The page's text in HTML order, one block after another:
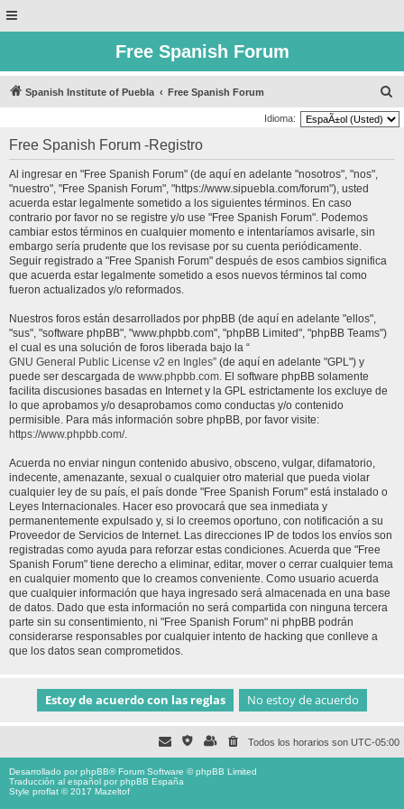
Free Spanish Forum
Spanish Institute of Puebla Free Spanish Forum
u
Idioma:
Free Spanish Forum -Registro
Al ingresar en "Free Spanish Forum" (de aquí en adelante "nosotros", "nos",
"nuestro", "Free Spanish Forum", "https://www.sipuebla.com/forum"), usted
acuerda estar legalmente sometido a los siguientes términos. En caso
contrario por favor no se registre y/o use "Free Spanish Forum". Podemos
cambiar estos términos en cualquier momento e intentaríamos avisarle, sin
embargo sería prudente que los revisase por su cuenta periódicamente.
Seguir registrado a "Free Spanish Forum" después de esos cambios significa
que acuerda estar legalmente sometido a esos nuevos términos tal como
fueron actualizados y/o reformados.
Nuestros foros están desarrollados por phpBB (de aquí en adelante "ellos",
"sus", "software phpBB", "www.phpbb.com", "phpBB Limited", "phpBB Teams")
el cual es una solución de foros liberada bajo la “
GNU General Public License v2 en Ingles” (de aquí en adelante "GPL") y
puede ser descargada de www.phpbb.com. El software phpBB solamente
facilita discusiones basadas en Internet y la GPL estrictamente los excluye de
lo que aprobamos y/o desaprobamos como conductas y/o contenido
permisible. Para más información sobre phpBB, por favor visite:
https://www.phpbb.com/.
Acuerda no enviar ningun contenido abusivo, obsceno, vulgar, difamatorio,
indecente, amenazante, sexual o cualquier otro material que pueda violar
cualquier ley de su país, el país donde "Free Spanish Forum" está instalado o
Leyes Internacionales. Hacer eso provocará que sea inmediata y
permanentemente expulsado y, si lo creemos oportuno, con notificación a su
Proveedor de Servicios de Internet. Las direcciones IP de todos los envíos son
registradas como ayuda para reforzar estas condiciones. Acuerda que "Free
Spanish Forum" tiene derecho a eliminar, editar, mover o cerrar cualquier tema
en cualquier momento que lo creamos conveniente. Como usuario acuerda
que cualquier información que haya ingresado será almacenada en una base
de datos. Dado que esta información no será compartida con ninguna tercera
parte sin su consentimiento, ni "Free Spanish Forum" ni phpBB podrán
considerarse responsables por cualquier intento de hacking que conlleve a
que los datos sean comprometidos.
Todos los horarios son UTC-05:00
Desarrollado porphpBB® Forum Software © phpBB Limited
Traducción al español porphpBB España
Style proflat © 2017 Mazeltof